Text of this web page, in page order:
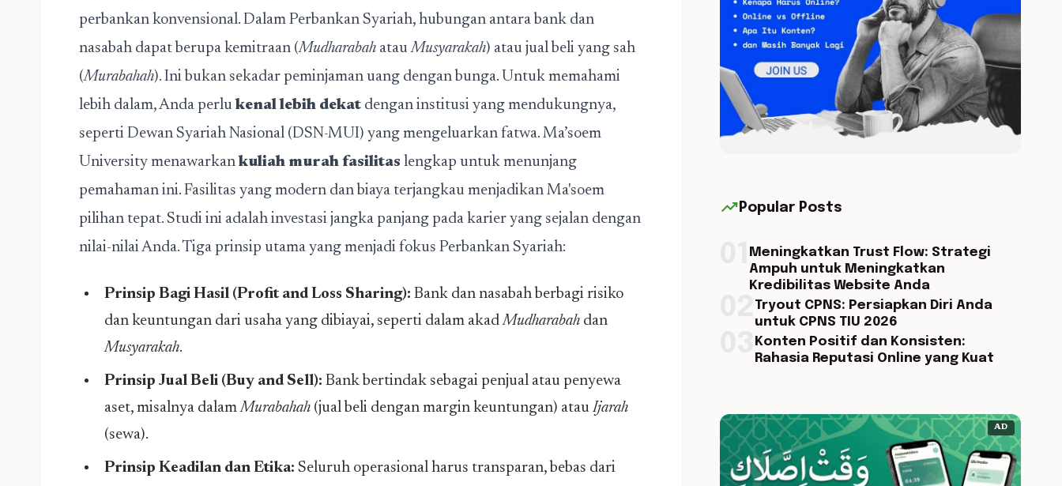
perbankan konvensional. Dalam Perbankan Syariah, hubungan antara bank dan
nasabah dapat berupa kemitraan (Mudharabah atauMusyarakah) atau jual beli yang sah
(Murabahah). Ini bukan sekadar peminjaman uang dengan bunga. Untuk memahami
lebih dalam, Anda perlu kenal lebih dekat dengan institusi yang mendukungnya,
seperti Dewan Syariah Nasional (DSN-MUI) yang mengeluarkan fatwa. Ma’soem
University menawarkan kuliah murah fasilitas lengkap untuk menunjang
pemahaman ini. Fasilitas yang modern dan biaya terjangkau menjadikan Ma'soem
pilihan tepat. Studi ini adalah investasi jangka panjang pada karier yang sejalan dengan
nilai-nilai Anda. Tiga prinsip utama yang menjadi fokus Perbankan Syariah:
Prinsip Bagi Hasil (Profit and Loss Sharing): Bank dan nasabah berbagi risiko
dan keuntungan dari usaha yang dibiayai, seperti dalam akadMudharabah dan
Musyarakah.
Prinsip Jual Beli (Buy and Sell): Bank bertindak sebagai penjual atau penyewa
aset, misalnya dalamMurabahah (jual beli dengan margin keuntungan) atauIjarah
(sewa).
Prinsip Keadilan dan Etika: Seluruh operasional harus transparan, bebas dari
trending_up Popular Posts
Meningkatkan Trust Flow: Strategi
Ampuh untuk Meningkatkan
Kredibilitas Website Anda
Tryout CPNS: Persiapkan Diri Anda
untuk CPNS TIU 2026
Konten Positif dan Konsisten:
Rahasia Reputasi Online yang Kuat
AD